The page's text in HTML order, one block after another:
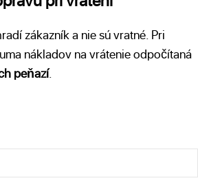
zákazník a nie sú vratné. Pri
nákladov na vrátenie odpočítaná
peňazí.